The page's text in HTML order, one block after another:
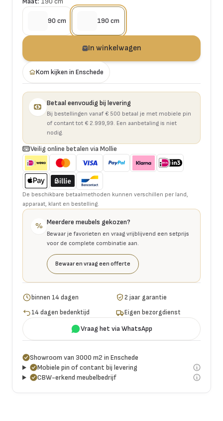
90 cm 190 cm
In winkelwagen
Kom kijken in Enschede
Betaal eenvoudig bij levering
Bij bestellingen vanaf € 500 betaal je met mobiele pin
of contant tot € 2.999,99. Een aanbetaling is niet
nodig.
Veilig online betalen via Mollie
De beschikbare betaalmethoden kunnen verschillen per land,
apparaat, klant en bestelling.
% Meerdere meubels gekozen?
Bewaar je favorieten en vraag vrijblijvend een setprijs
voor de complete combinatie aan.
Bewaar en vraag een offerte
binnen 14 dagen
2 jaar garantie
14 dagen bedenktijd
Eigen bezorgdienst
Vraag het via WhatsApp
Showroom van 3000 m2 in Enschede
Mobiele pin of contant bij levering
CBW-erkend meubelbedrijf